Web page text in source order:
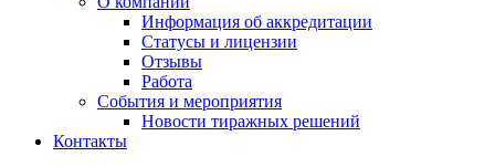
Информация об аккредитации
Статусы и лицензии
Отзывы
Работа
События и мероприятия
Новости тиражных решений
Контакты